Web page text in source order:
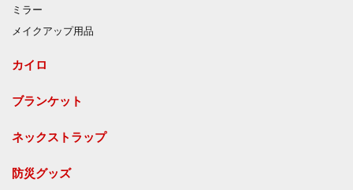
ミラー
メイクアップ用品
カイロ
ブランケット
ネックストラップ
防災グッズ